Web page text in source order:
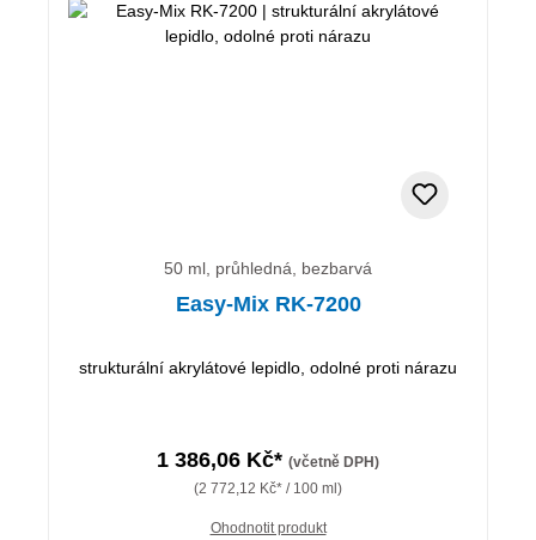
50 ml, průhledná, bezbarvá
Easy-Mix RK-7200
strukturální akrylátové lepidlo, odolné proti nárazu
1 386,06 Kč* (včetně DPH)
(2 772,12 Kč* / 100 ml)
Ohodnotit produkt